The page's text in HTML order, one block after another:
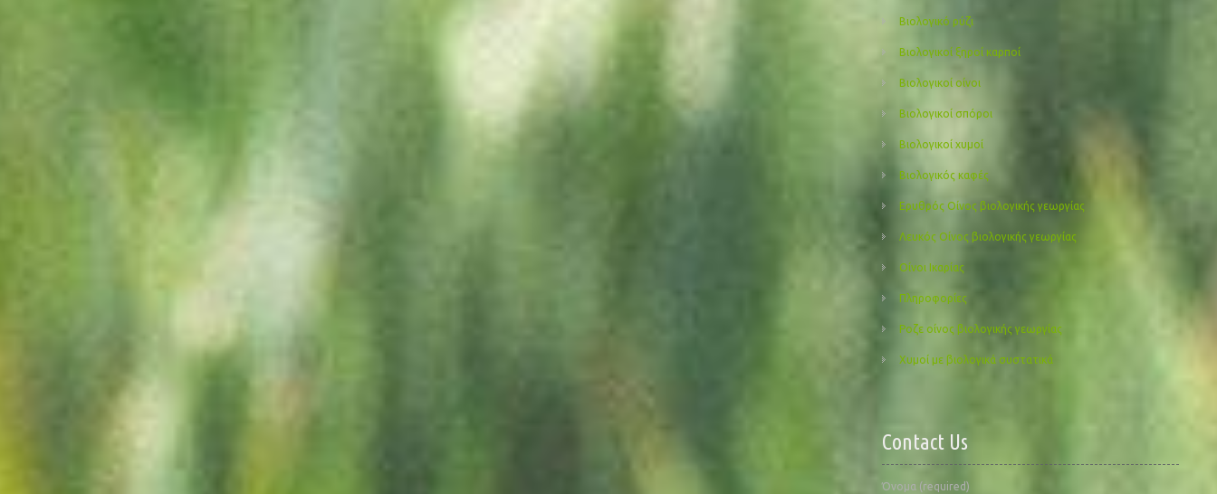
Βιολογικό ρύζι
Βιολογικοί ξηροί καρποί
Βιολογικοί οίνοι
Βιολογικοί σπόροι
Βιολογικοί χυμοί
Βιολογικός καφές
Ερυθρός Οίνος βιολογικής γεωργίας
Λευκός Οίνος βιολογικής γεωργίας
Οίνοι Ικαρίας
Πληροφορίες
Ροζε οίνος βιολογικής γεωργίας
Χυμοί με βιολογικά συστατικά
Contact Us
Όνομα (required)